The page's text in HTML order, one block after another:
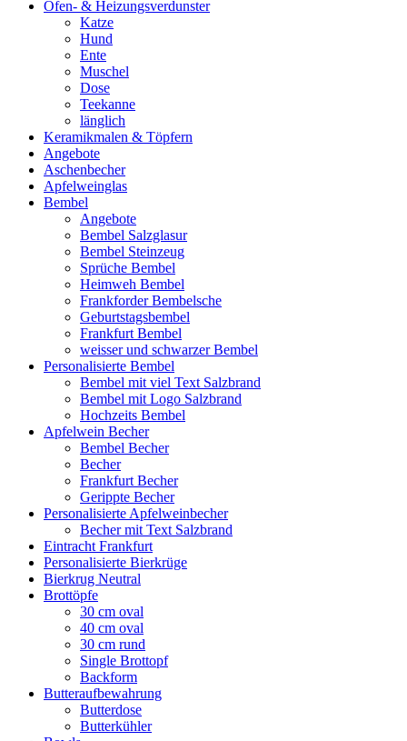
Ofen- & Heizungsverdunster
Katze
Hund
Ente
Muschel
Dose
Teekanne
länglich
Keramikmalen & Töpfern
Angebote
Aschenbecher
Apfelweinglas
Bembel
Angebote
Bembel Salzglasur
Bembel Steinzeug
Sprüche Bembel
Heimweh Bembel
Frankforder Bembelsche
Geburtstagsbembel
Frankfurt Bembel
weisser und schwarzer Bembel
Personalisierte Bembel
Bembel mit viel Text Salzbrand
Bembel mit Logo Salzbrand
Hochzeits Bembel
Apfelwein Becher
Bembel Becher
Becher
Frankfurt Becher
Gerippte Becher
Personalisierte Apfelweinbecher
Becher mit Text Salzbrand
Eintracht Frankfurt
Personalisierte Bierkrüge
Bierkrug Neutral
Brottöpfe
30 cm oval
40 cm oval
30 cm rund
Single Brottopf
Backform
Butteraufbewahrung
Butterdose
Butterkühler